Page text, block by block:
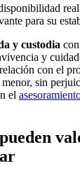
para su
y custodia
y
con el
sin
el